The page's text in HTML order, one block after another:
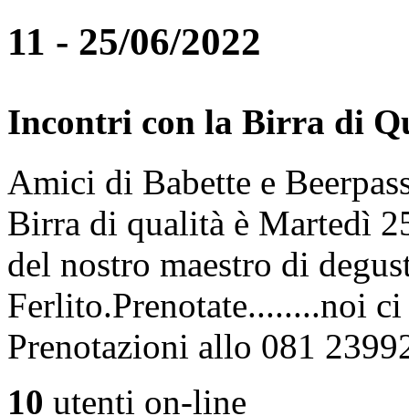
11 - 25/06/2022
Incontri con la Birra di
Amici di Babette e
Birra di qualità è Martedì
del nostro maestro di
Ferlito.Prenotate........noi
Prenotazioni allo 081
10 utenti on-line